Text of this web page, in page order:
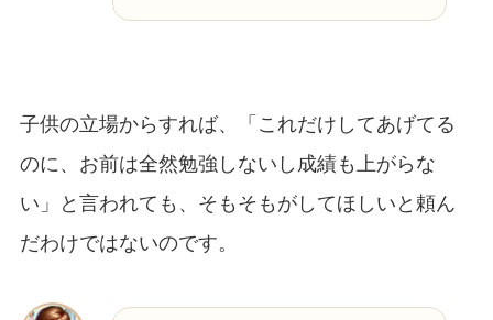
子供の立場からすれば、「これだけしてあげてる
のに、お前は全然勉強しないし成績も上がらな
い」と言われても、そもそもがしてほしいと頼ん
だわけではないのです。